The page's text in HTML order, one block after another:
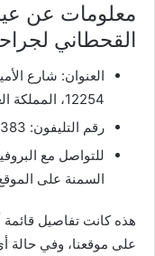
معلومات عن
القحطاني
العنوان: شارع
12254، المملكة العربية السعودية.
رقم التليفون: 966569018383 +
للتواصل مع
السمنة على
هذه كانت تفاصيل
على موقعنا، وفي حالة